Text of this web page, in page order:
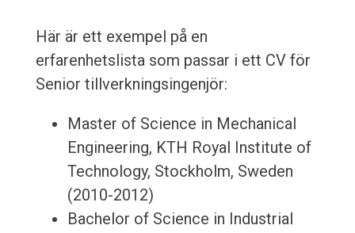
Här är ett exempel på en
erfarenhetslista som passar i ett CV för
Senior tillverkningsingenjör:
Master of Science in Mechanical
Engineering, KTH Royal Institute of
Technology, Stockholm, Sweden
(2010-2012)
Bachelor of Science in Industrial